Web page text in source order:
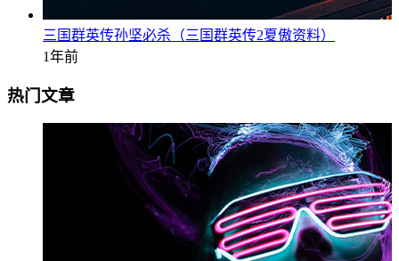
三国群英传孙坚必杀（三国群英传2夏傲资料）
1年前
热门文章